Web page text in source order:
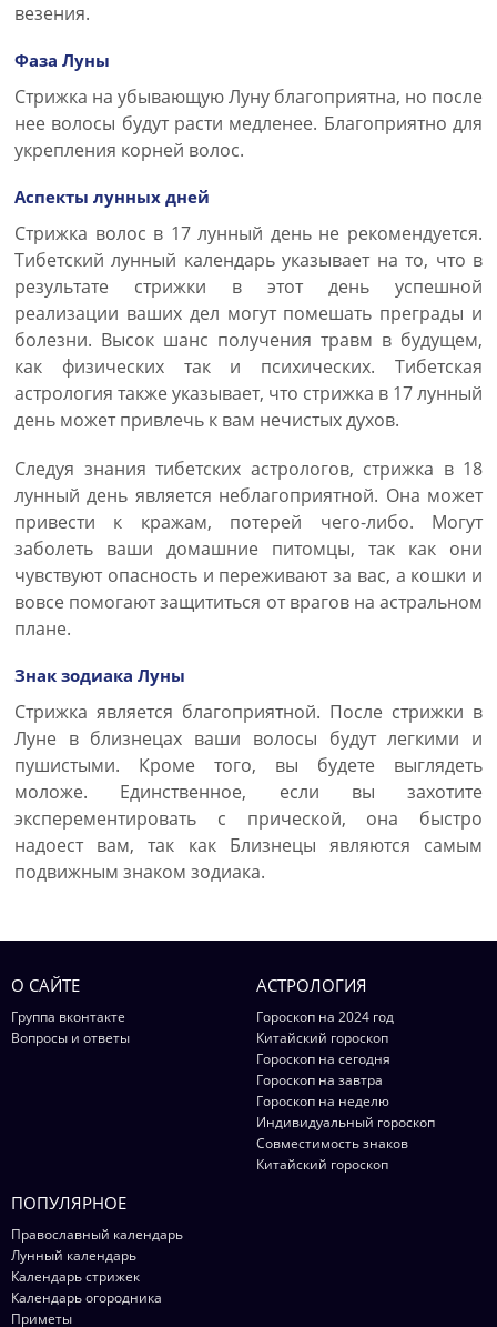
везения.
Фаза Луны
Стрижка на убывающую Луну благоприятна, но после
нее волосы будут расти медленее. Благоприятно для
укрепления корней волос.
Аспекты лунных дней
Стрижка волос в 17 лунный день не рекомендуется.
Тибетский лунный календарь указывает на то, что в
результате стрижки в этот день успешной
реализации ваших дел могут помешать преграды и
болезни. Высок шанс получения травм в будущем,
как физических так и психических. Тибетская
астрология также указывает, что стрижка в 17 лунный
день может привлечь к вам нечистых духов.
Следуя знания тибетских астрологов, стрижка в 18
лунный день является неблагоприятной. Она может
привести к кражам, потерей чего-либо. Могут
заболеть ваши домашние питомцы, так как они
чувствуют опасность и переживают за вас, а кошки и
вовсе помогают защититься от врагов на астральном
плане.
Знак зодиака Луны
Стрижка является благоприятной. После стрижки в
Луне в близнецах ваши волосы будут легкими и
пушистыми. Кроме того, вы будете выглядеть
моложе. Единственное, если вы захотите
эксперементировать с прической, она быстро
надоест вам, так как Близнецы являются самым
подвижным знаком зодиака.
О САЙТЕ
Группа вконтакте
Вопросы и ответы
АСТРОЛОГИЯ
Гороскоп на 2024 год
Китайский гороскоп
Гороскоп на сегодня
Гороскоп на завтра
Гороскоп на неделю
Индивидуальный гороскоп
Совместимость знаков
Китайский гороскоп
ПОПУЛЯРНОЕ
Православный календарь
Лунный календарь
Календарь стрижек
Календарь огородника
Приметы